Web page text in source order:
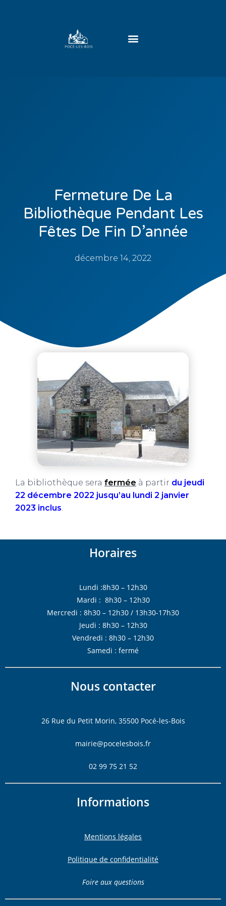
Fermeture De La
Bibliothèque Pendant Les
Fêtes De Fin D’année
décembre 14, 2022
La bibliothèque sera fermée à partir du jeudi
22 décembre 2022 jusqu’au lundi 2 janvier
2023 inclus.
Horaires
Lundi :8h30 – 12h30
Mardi : 8h30 – 12h30
Mercredi : 8h30 – 12h30 / 13h30-17h30
Jeudi : 8h30 – 12h30
Vendredi : 8h30 – 12h30
Samedi : fermé
Nous contacter
26 Rue du Petit Morin, 35500 Pocé-les-Bois
mairie@pocelesbois.fr
02 99 75 21 52
Informations
Mentions légales
Politique de confidentialité
Foire aux questions